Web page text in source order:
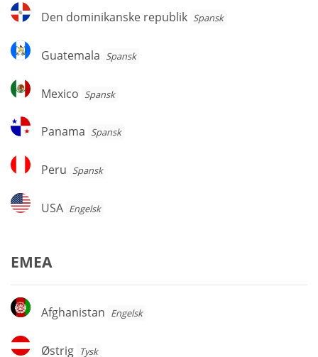
Den
dominikanske
Den dominikanske republik Spansk
Guatemala
Guatemala Spansk
Mexico
Mexico Spansk
Panama
Panama Spansk
Peru
Peru Spansk
USA
USA Engelsk
EMEA
Afghanistan
Afghanistan Engelsk
Østrig
Østrig Tysk